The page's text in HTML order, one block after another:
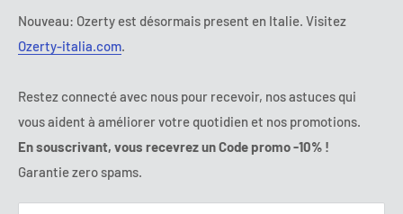
Termes et conditions d'abonnement
FAQ
Règlement en Ligne des Litiges
Mercredi :9:00 - 18:00
Jeudi :
9:00 - 18:00
Samedi - Dimanche :
09 70 01 97 37
E-mail:
contact@ozerty-france.com
Nouveau: Ozerty est désormais present en Italie. Visitez
Ozerty-italia.com
Restez connecté avec nous pour recevoir, nos astuces qui
vous aident à améliorer votre quotidien et nos promotions.
En souscrivant, vous recevrez un Code promo -10% !
Garantie zero spams.